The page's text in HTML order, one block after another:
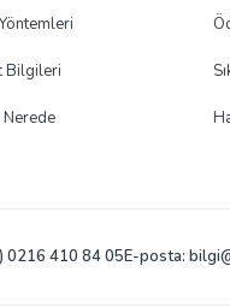
Bilgileri
0216 410 84 05E-posta: